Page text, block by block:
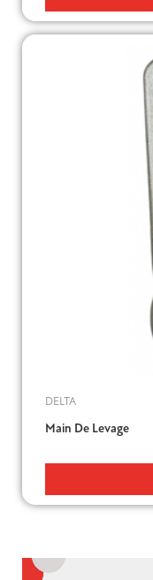
DELTA
Main De Levage